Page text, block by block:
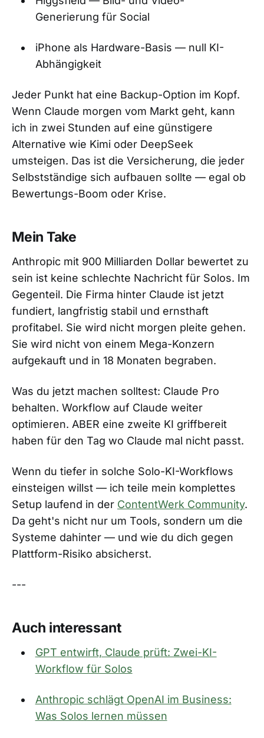
Generierung für Social
iPhone als Hardware-Basis — null KI-
Abhängigkeit
Jeder Punkt hat eine Backup-Option im Kopf.
Wenn Claude morgen vom Markt geht, kann
ich in zwei Stunden auf eine günstigere
Alternative wie Kimi oder DeepSeek
umsteigen. Das ist die Versicherung, die jeder
Selbstständige sich aufbauen sollte — egal ob
Bewertungs-Boom oder Krise.
Mein Take
Anthropic mit 900 Milliarden Dollar bewertet zu
sein ist keine schlechte Nachricht für Solos. Im
Gegenteil. Die Firma hinter Claude ist jetzt
fundiert, langfristig stabil und ernsthaft
profitabel. Sie wird nicht morgen pleite gehen.
Sie wird nicht von einem Mega-Konzern
aufgekauft und in 18 Monaten begraben.
Was du jetzt machen solltest: Claude Pro
behalten. Workflow auf Claude weiter
optimieren. ABER eine zweite KI griffbereit
haben für den Tag wo Claude mal nicht passt.
Wenn du tiefer in solche Solo-KI-Workflows
einsteigen willst — ich teile mein komplettes
Setup laufend in der ContentWerk Community.
Da geht's nicht nur um Tools, sondern um die
Systeme dahinter — und wie du dich gegen
Plattform-Risiko absicherst.
---
Auch interessant
GPT entwirft, Claude prüft: Zwei-KI-
Workflow für Solos
Anthropic schlägt OpenAI im Business:
Was Solos lernen müssen